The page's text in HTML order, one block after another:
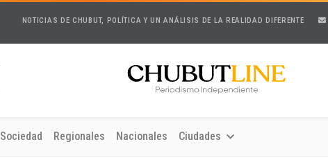
NOTICIAS DE CHUBUT, POLÍTICA Y UN ANÁLISIS DE LA REALIDAD DIFERENTE
Sociedad Regionales Nacionales Ciudades